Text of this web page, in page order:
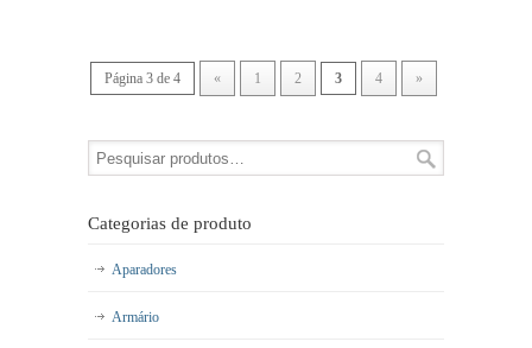
Página 3 de 4 « 1 2 3 4 »
Categorias de produto
Aparadores
Armário